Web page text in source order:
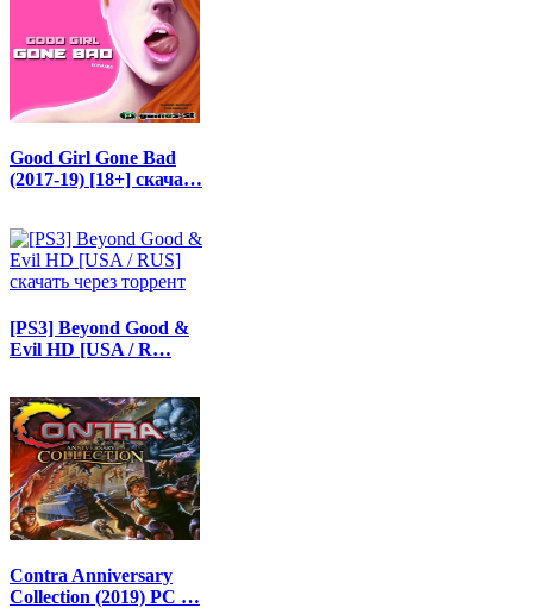
Good Girl Gone Bad
(2017-19) [18+] скача…
[PS3] Beyond Good &
Evil HD [USA / R…
Contra Anniversary
Collection (2019) PC …